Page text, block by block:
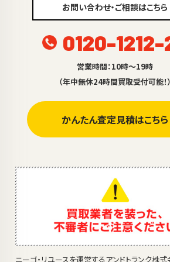
お問い合わせ・ご相談はこちら
0120-1212-
営業時間：10時～19時
（年中無休24時間買取受付可能！）
かんたん査定見積はこちら
ニーゴ・リユースを運営するアンドトランク株